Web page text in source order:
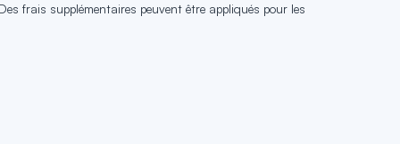
frais supplémentaires peuvent être appliqués pour les